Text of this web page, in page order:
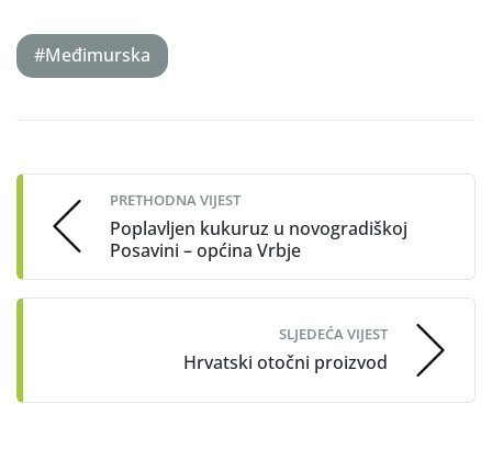
#Međimurska
navigation
PRETHODNA VIJEST
Poplavljen kukuruz u novogradiškoj
Posavini – općina Vrbje
SLJEDEĆA VIJEST
Hrvatski otočni proizvod